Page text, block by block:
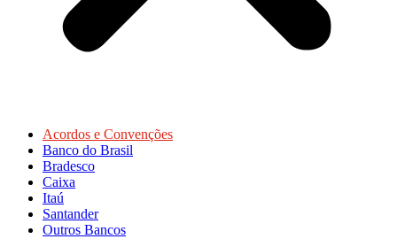
Acordos e Convenções
Banco do Brasil
Bradesco
Caixa
Itaú
Santander
Outros Bancos